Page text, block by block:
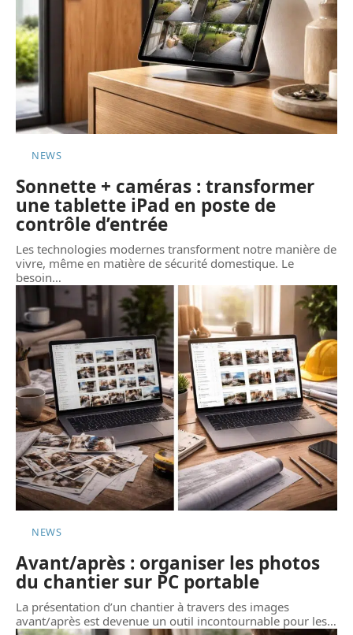
NEWS
Sonnette + caméras : transformer
une tablette iPad en poste de
contrôle d’entrée
Les technologies modernes transforment notre manière de
vivre, même en matière de sécurité domestique. Le
besoin…
NEWS
Avant/après : organiser les photos
du chantier sur PC portable
La présentation d’un chantier à travers des images
avant/après est devenue un outil incontournable pour les…